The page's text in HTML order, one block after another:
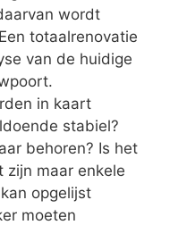
wordt
totaalrenovatie
van de huidige
in kaart
stabiel?
behoren? Is het
zijn maar enkele
opgelijst
moeten